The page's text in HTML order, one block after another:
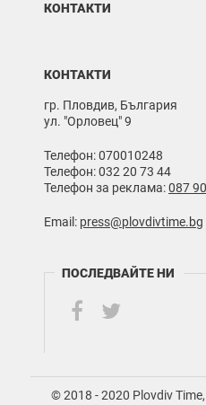
КОНТАКТИ
КОНТАКТИ
гр. Пловдив, България
ул. "Орловец" 9
Телефон: 070010248
Телефон: 032 20 73 44
Телефон за реклама:087
Email: press@plovdivtime.bg
ПОСЛЕДВАЙТЕ НИ
© 2018 - 2020 Plovdiv